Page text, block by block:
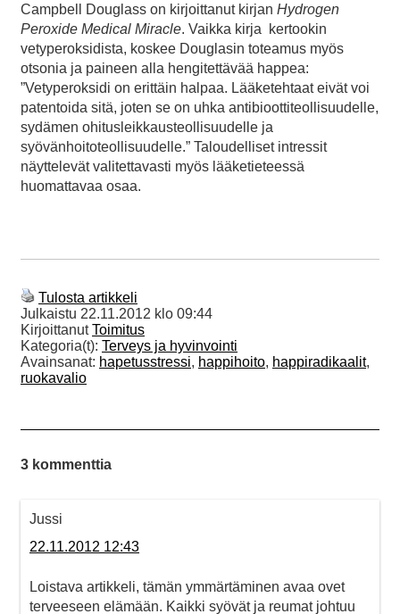
Campbell Douglass on kirjoittanut kirjan Hydrogen
Peroxide Medical Miracle. Vaikka kirja kertookin
vetyperoksidista, koskee Douglasin toteamus myös
otsonia ja paineen alla hengitettävää happea:
”Vetyperoksidi on erittäin halpaa. Lääketehtaat eivät voi
patentoida sitä, joten se on uhka antibioottiteollisuudelle,
sydämen ohitusleikkausteollisuudelle ja
syövänhoitoteollisuudelle.” Taloudelliset intressit
näyttelevät valitettavasti myös lääketieteessä
huomattavaa osaa.
Tulosta artikkeli
Julkaistu 22.11.2012 klo 09:44
KirjoittanutToimitus
Kategoria(t): Terveys ja hyvinvointi
Avainsanat: hapetusstressi, happihoito, happiradikaalit,
ruokavalio
3 kommenttia
Jussi
22.11.2012 12:43
Loistava artikkeli, tämän ymmärtäminen avaa ovet
terveeseen elämään. Kaikki syövät ja reumat johtuu